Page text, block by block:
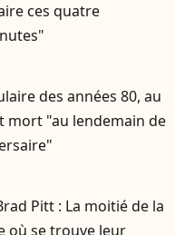
ces quatre
des années 80, au
mort "au lendemain de
Pitt : La moitié de la
où se trouve leur